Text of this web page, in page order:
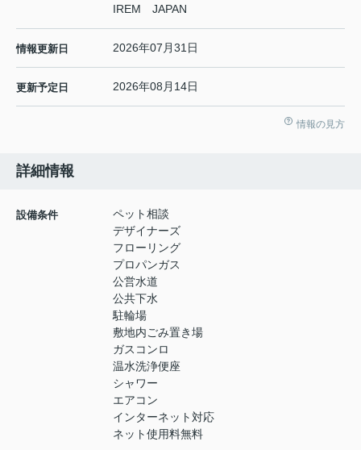
IREM JAPAN
情報更新日 2026年07月31日
更新予定日 2026年08月14日
情報の見方
詳細情報
設備条件
ペット相談
デザイナーズ
フローリング
プロパンガス
公営水道
公共下水
駐輪場
敷地内ごみ置き場
ガスコンロ
温水洗浄便座
シャワー
エアコン
インターネット対応
ネット使用料無料